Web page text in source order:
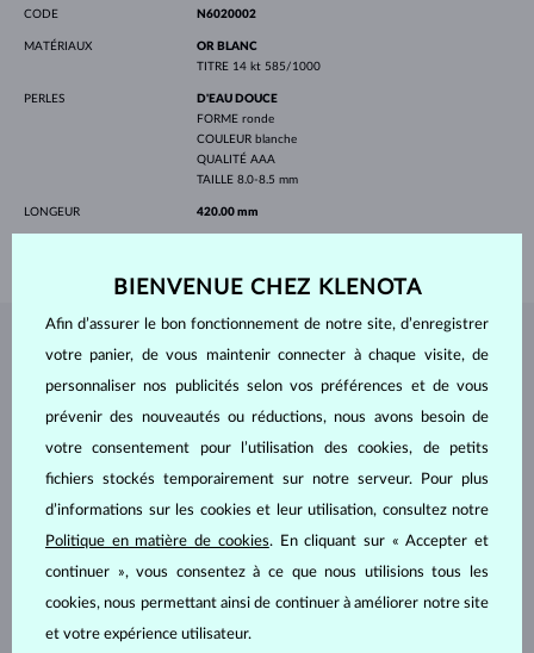
CODE N6020002
MATÉRIAUX
OR BLANC
TITRE 14 kt 585/1000
PERLES
D'EAU DOUCE
FORME ronde
COULEUR blanche
QUALITÉ AAA
TAILLE 8.0-8.5 mm
LONGEUR 420.00 mm
BIJOUX DEL'ATELIER KLENOTA
BIENVENUE CHEZ KLENOTA
Afin d’assurer le bon fonctionnement de notre site, d’enregistrer
votre panier, de vous maintenir connecter à chaque visite, de
personnaliser nos publicités selon vos préférences et de vous
prévenir des nouveautés ou réductions, nous avons besoin de
votre consentement pour l’utilisation des cookies, de petits
fichiers stockés temporairement sur notre serveur. Pour plus
d’informations sur les cookies et leur utilisation, consultez notre
Politique en matière de cookies. En cliquant sur « Accepter et
continuer », vous consentez à ce que nous utilisions tous les
cookies, nous permettant ainsi de continuer à améliorer notre site
et votre expérience utilisateur.